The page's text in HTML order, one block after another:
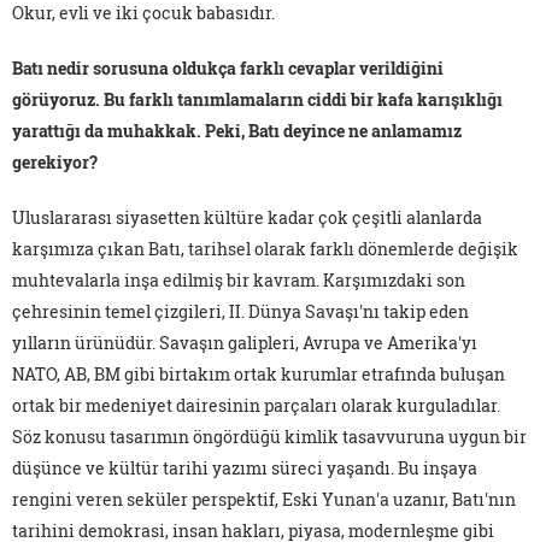
Okur, evli ve iki çocuk babasıdır.
Batı nedir sorusuna oldukça farklı cevaplar verildiğini
görüyoruz. Bu farklı tanımlamaların ciddi bir kafa karışıklığı
yarattığı da muhakkak. Peki, Batı deyince ne anlamamız
gerekiyor?
Uluslararası siyasetten kültüre kadar çok çeşitli alanlarda
karşımıza çıkan Batı, tarihsel olarak farklı dönemlerde değişik
muhtevalarla inşa edilmiş bir kavram. Karşımızdaki son
çehresinin temel çizgileri, II. Dünya Savaşı'nı takip eden
yılların ürünüdür. Savaşın galipleri, Avrupa ve Amerika'yı
NATO, AB, BM gibi birtakım ortak kurumlar etrafında buluşan
ortak bir medeniyet dairesinin parçaları olarak kurguladılar.
Söz konusu tasarımın öngördüğü kimlik tasavvuruna uygun bir
düşünce ve kültür tarihi yazımı süreci yaşandı. Bu inşaya
rengini veren seküler perspektif, Eski Yunan'a uzanır, Batı'nın
tarihini demokrasi, insan hakları, piyasa, modernleşme gibi